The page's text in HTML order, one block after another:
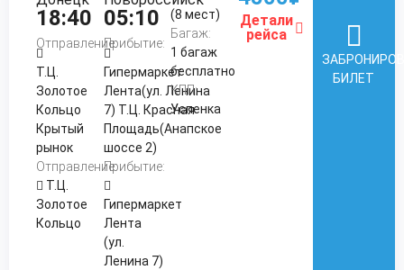
18:40
Отправление:
Т.Ц.
Золотое
Кольцо
Крытый
рынок
Отправление:
Т.Ц.
Золотое
Кольцо
05:10
Прибытие:
Гипермаркет
Лента(ул. Ленина
7) Т.Ц. Красная
Площадь(Анапское
шоссе 2)
Прибытие:
Гипермаркет
Лента
(ул.
Ленина 7)
(8 мест)
Багаж:
1 багаж
бесплатно
КПП:
Успенка
Детали
рейса
БИЛЕТ